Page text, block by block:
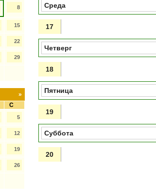
8
15
22
29
»
С
5
12
19
26
Среда
17
Четверг
18
Пятница
19
Суббота
20